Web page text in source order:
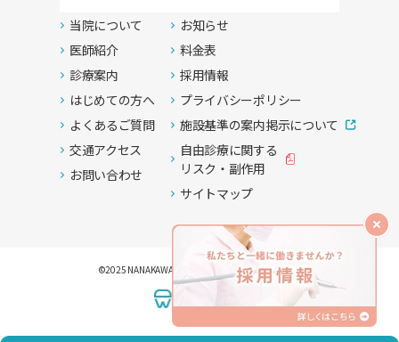
当院について
医師紹介
診療案内
はじめての方へ
よくあるご質問
交通アクセス
お問い合わせ
お知らせ
料金表
採用情報
プライバシーポリシー
施設基準の案内掲示について
自由診療に関する
リスク・副作用
サイトマップ
©2025 NANAKAWA dental clinic . all rights reserved.